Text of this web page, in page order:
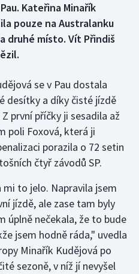
Kateřina Minařík
pouze na Australanku
druhé místo. Vít Přindiš
se v Pau dostala
desítky a díky čisté jízdě
první příčky ji sesadila až
poli Foxová, která ji
porazila o 72 setin
čtyř závodů SP.
to jelo. Napravila jsem
jízdě, ale zase tam byly
úplně nečekala, že to bude
jsem hodně ráda," uvedla
Minařík Kudějová po
sezoně, v níž jí nevyšel